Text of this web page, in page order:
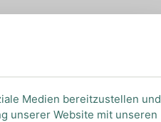
Medien bereitzustellen und
unserer Website mit unseren